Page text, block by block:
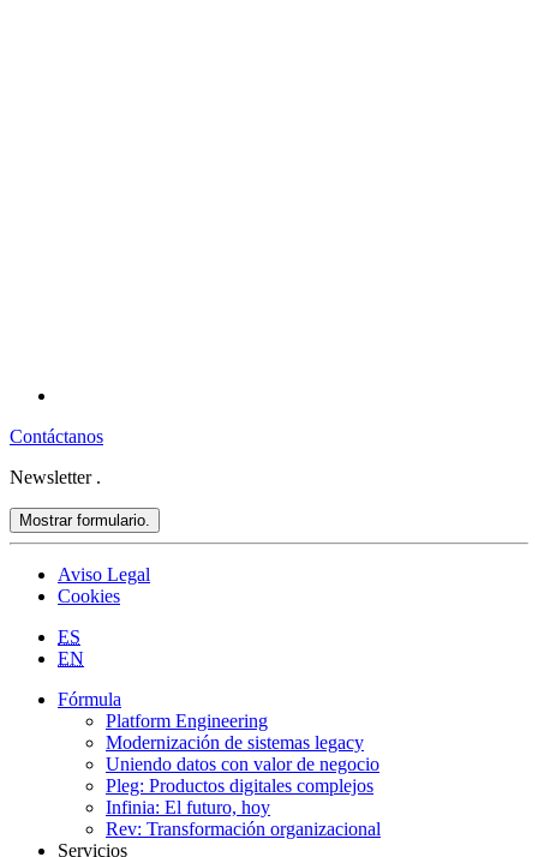
Contáctanos
Newsletter .
Mostrar formulario.
Aviso Legal
Cookies
ES
EN
Fórmula
Platform Engineering
Modernización de sistemas legacy
Uniendo datos con valor de negocio
Pleg: Productos digitales complejos
Infinia: El futuro, hoy
Rev: Transformación organizacional
Servicios